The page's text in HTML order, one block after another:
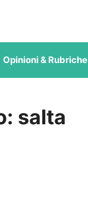
Opinioni & Rubriche
salta